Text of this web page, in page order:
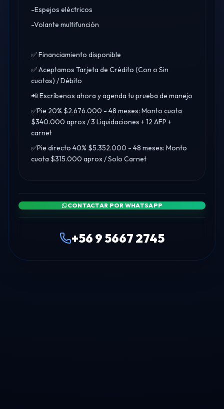
-Espejos eléctricos
-Volante multifunción
✅ Financiamiento disponible
✅ Aceptamos Tarjeta de Crédito (Con o Sin
cuotas) / Débito
📲 Escríbenos ahora y agenda tu prueba de manejo
✅Pie 20% $2.676.000 - 48 meses: Monto cuota
$340.000 aprox / 3 Liquidaciones + 12 AFP +
carnet
✅Pie directo 40% $5.352.000 - 48 meses: Monto
cuota $315.000 aprox / Solo Carnet
CONTACTAR POR WHATSAPP
+56 9 5667 2745